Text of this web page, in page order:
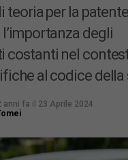
teoria per la
degli
costanti nel
al codice della
anni fa il 23 Aprile 2024